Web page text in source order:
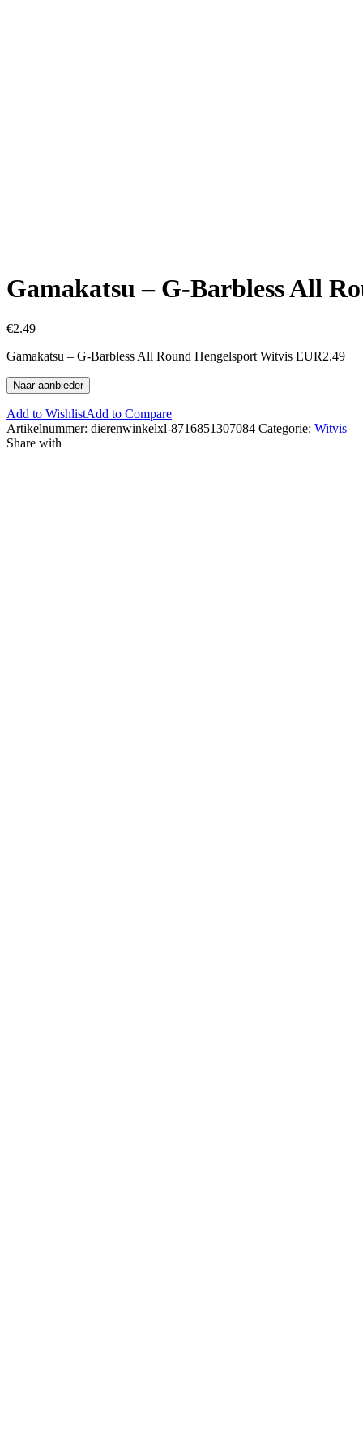
Gamakatsu – G-Barbless All
€2.49
Gamakatsu – G-Barbless All Round Hengelsport Witvis EUR2.49
Naar aanbieder
Add to WishlistAdd to Compare
Artikelnummer: dierenwinkelxl-8716851307084 Categorie: Witvis
Share with